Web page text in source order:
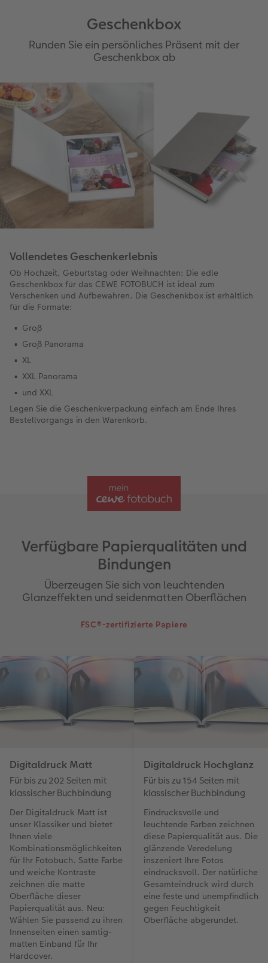
Geschenkbox
Runden Sie ein persönliches Präsent mit der
Geschenkbox ab
Vollendetes Geschenkerlebnis
Ob Hochzeit, Geburtstag oder Weihnachten: Die edle
Geschenkbox für das CEWE FOTOBUCH ist ideal zum
Verschenken und Aufbewahren. Die Geschenkbox ist erhältlich
für die Formate:
Groß
Groß Panorama
XL
XXL Panorama
und XXL
Legen Sie die Geschenkverpackung einfach am Ende Ihres
Bestellvorgangs in den Warenkorb.
Verfügbare Papierqualitäten und
Bindungen
Überzeugen Sie sich von leuchtenden
Glanzeffekten und seidenmatten Oberflächen
FSC®-zertifizierte Papiere
Digitaldruck Matt
Für bis zu 202 Seiten mit
klassischer Buchbindung
Der Digitaldruck Matt ist
unser Klassiker und bietet
Ihnen viele
Kombinationsmöglichkeiten
für Ihr Fotobuch. Satte Farbe
und weiche Kontraste
zeichnen die matte
Oberfläche dieser
Papierqualität aus. Neu:
Wählen Sie passend zu ihren
Innenseiten einen samtig-
matten Einband für Ihr
Hardcover.
Digitaldruck Hochglanz
Für bis zu 154 Seiten mit
klassischer Buchbindung
Eindrucksvolle und
leuchtende Farben zeichnen
diese Papierqualität aus. Die
glänzende Veredelung
inszeniert Ihre Fotos
eindrucksvoll. Der natürliche
Gesamteindruck wird durch
eine feste und unempfindlich
gegen Feuchtigkeit
Oberfläche abgerundet.